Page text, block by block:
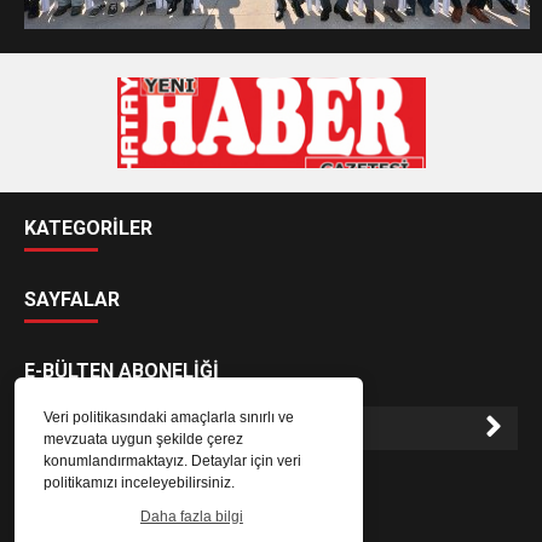
Veri politikasındaki amaçlarla sınırlı ve
mevzuata uygun şekilde çerez
konumlandırmaktayız. Detaylar için veri
politikamızı inceleyebilirsiniz.
Daha fazla bilgi
KATEGORİLER
SAYFALAR
E-BÜLTEN ABONELİĞİ
E-Bülten aboneliği ile haberlere daha hızlı erişin.